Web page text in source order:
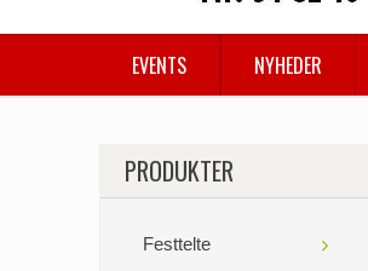
EVENTS NYHEDER
PRODUKTER
Festtelte